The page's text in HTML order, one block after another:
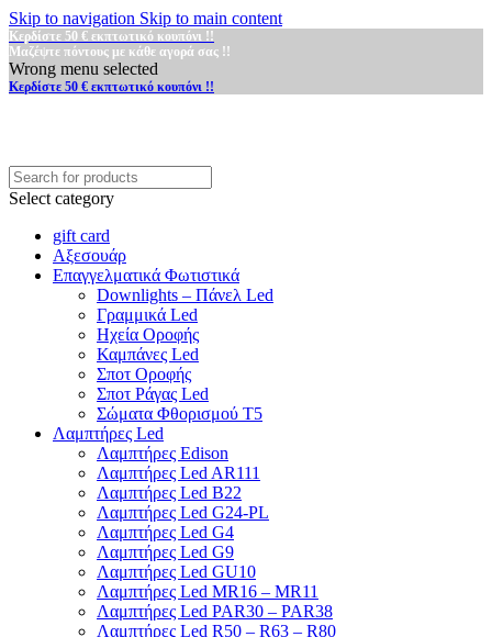
Skip to navigation Skip to main content
Κερδίστε 50 € εκπτωτικό κουπόνι !!
Μαζέψτε πόντους με κάθε αγορά σας !!
Wrong menu selected
Κερδίστε 50 € εκπτωτικό κουπόνι !!
Select category
gift card
Αξεσουάρ
Επαγγελματικά Φωτιστικά
Downlights – Πάνελ Led
Γραμμικά Led
Ηχεία Οροφής
Καμπάνες Led
Σποτ Οροφής
Σποτ Ράγας Led
Σώματα Φθορισμού Τ5
Λαμπτήρες Led
Λαμπτήρες Edison
Λαμπτήρες Led AR111
Λαμπτήρες Led B22
Λαμπτήρες Led G24-PL
Λαμπτήρες Led G4
Λαμπτήρες Led G9
Λαμπτήρες Led GU10
Λαμπτήρες Led MR16 – MR11
Λαμπτήρες Led PAR30 – PAR38
Λαμπτήρες Led R50 – R63 – R80